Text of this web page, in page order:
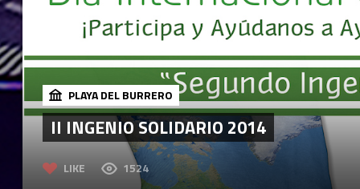
PLAYA DEL BURRERO
II INGENIO SOLIDARIO 2014
LIKE 1524